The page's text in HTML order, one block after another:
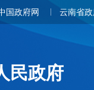
国政府网 云南省
民政府